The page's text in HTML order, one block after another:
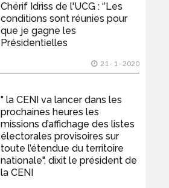
Chérif Idriss de l'UCG : ‘’Les
conditions sont réunies pour
que je gagne les
Présidentielles
21 - 1 - 2020
" la CENI va lancer dans les
prochaines heures les
missions d’affichage des listes
électorales provisoires sur
toute l’étendue du territoire
nationale", dixit le président de
la CENI